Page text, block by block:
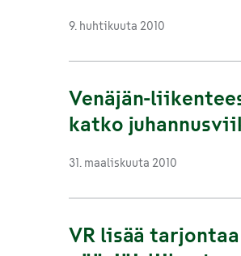
9. huhtikuuta 2010
Venäjän-
katko
31. maaliskuuta 2010
VR lisää tarjontaa